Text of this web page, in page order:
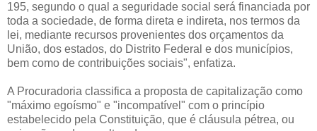
195, segundo o qual a seguridade social será financiada por
toda a sociedade, de forma direta e indireta, nos termos da
lei, mediante recursos provenientes dos orçamentos da
União, dos estados, do Distrito Federal e dos municípios,
bem como de contribuições sociais", enfatiza.
A Procuradoria classifica a proposta de capitalização como
"máximo egoísmo" e "incompatível" com o princípio
estabelecido pela Constituição, que é cláusula pétrea, ou